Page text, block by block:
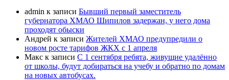
admin к записи Бывший первый заместитель
губернатора ХМАО Шипилов задержан, у него дома
проходят обыски
Андрей к записи Жителей ХМАО предупредили о
новом росте тарифов ЖКХ с 1 апреля
Макс к записи С 1 сентября ребята, живущие удалённо
от школы, будут добираться на учебу и обратно по домам
на новых автобусах.